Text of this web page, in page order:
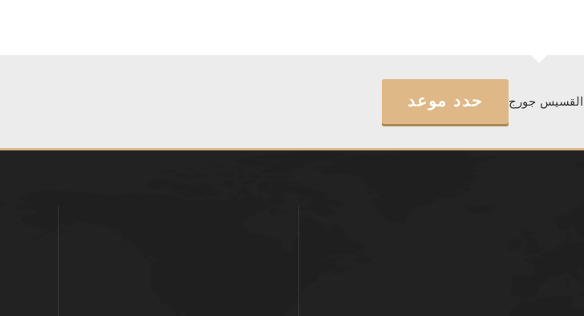
جورج حدد موعد